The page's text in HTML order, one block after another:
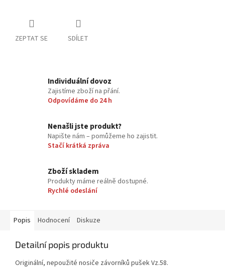
ZEPTAT SE SDÍLET
Individuální dovoz
Zajistíme zboží na přání.
Odpovídáme do 24 h
Nenašli jste produkt?
Napište nám – pomůžeme ho zajistit.
Stačí krátká zpráva
Zboží skladem
Produkty máme reálně dostupné.
Rychlé odeslání
Popis Hodnocení Diskuze
Detailní popis produktu
Originální, nepoužité nosiče závorníků pušek Vz.58.